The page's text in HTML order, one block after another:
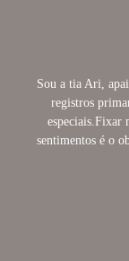
Sou a tia Ari,
registros
especiais.Fixar
sentimentos é o